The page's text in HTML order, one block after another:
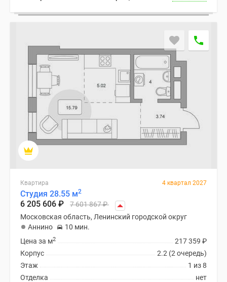
Квартира 4 квартал 2027
Студия 28.55 м2
6 205 606 ₽ 7 601 867₽
Московская область, Ленинский городской округ
Аннино
10 мин.
217 359 ₽
Цена за м2
2.2 (2 очередь)
Корпус
1 из 8
Этаж
нет
Отделка